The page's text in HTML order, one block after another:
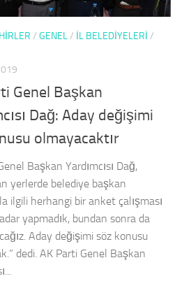
/ GENEL/ İL BELEDİYELERİ /
Genel Başkan
Dağ: Aday değişimi
olmayacaktır
Başkan Yardımcısı Dağ,
yerlerde belediye başkan
ilgili herhangi bir anket çalışması
yapmadık, bundan sonra da
Aday değişimi söz konusu
dedi. AK Parti Genel Başkan